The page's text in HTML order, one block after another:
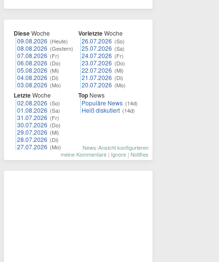
DieseWoche
09.08.2026 (Heute)
08.08.2026 (Gestern)
07.08.2026 (Fr)
06.08.2026 (Do)
05.08.2026 (Mi)
04.08.2026 (Di)
03.08.2026 (Mo)
LetzteWoche
02.08.2026 (So)
01.08.2026 (Sa)
31.07.2026 (Fr)
30.07.2026 (Do)
29.07.2026 (Mi)
28.07.2026 (Di)
27.07.2026 (Mo)
VorletzteWoche
26.07.2026 (So)
25.07.2026 (Sa)
24.07.2026 (Fr)
23.07.2026 (Do)
22.07.2026 (Mi)
21.07.2026 (Di)
20.07.2026 (Mo)
Top News
Populäre News (14d)
Heiß diskutiert (14d)
News-Ansicht konfigurieren
meine Kommentare | Ignore | Notifies